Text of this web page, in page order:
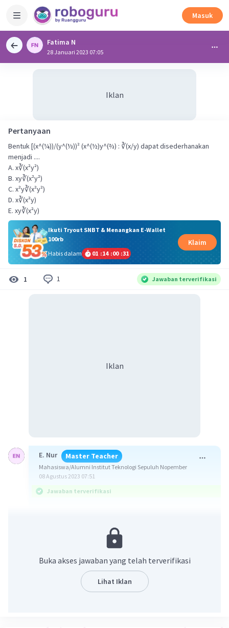
Masuk
Fatima N
28 Januari 2023 07:05
Iklan
Pertanyaan
Bentuk [(x^(¼))/(y^(⅓))² (x^(½)y^(⅔) : ∛(x/y) dapat disederhanakan
menjadi ....
A. x∛(x²y²)
B. xy∛(x²y²)
C. x²y∛(x²y²)
D. x∛(x²y)
E. xy∛(x²y)
Ikuti Tryout SNBT & Menangkan E-Wallet
100rb
Habis dalam
01 :14 :00 :30
Klaim
1 1 Jawaban terverifikasi
Iklan
E. Nur Master Teacher
Mahasiswa/Alumni Institut Teknologi Sepuluh Nopember
08 Agustus 2023 07:51
Jawaban terverifikasi
>>a^n : a^m = a^(n-m)
>>(a^n)^m = a^(nm)
Buka akses jawaban yang telah terverifikasi
Lihat Iklan